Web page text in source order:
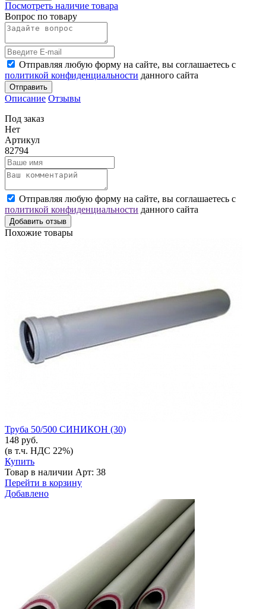
Посмотреть наличие товара
Вопрос по товару
Отправляя любую форму на сайте, вы соглашаетесь с
политикой конфиденциальности данного сайта
Отправить
Описание Отзывы
Под заказ
Нет
Артикул
82794
Отправляя любую форму на сайте, вы соглашаетесь с
политикой конфиденциальности данного сайта
Добавить отзыв
Похожие товары
Труба 50/500 СИНИКОН (30)
148 руб.
(в т.ч. НДС 22%)
Купить
Товар в наличии Арт: 38
Перейти в корзину
Добавлено